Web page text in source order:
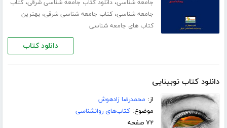
جامعه شناسی،دانلود کتاب جامعه شناسی شرقی،کتاب
جامعه شناسی،کتاب جامعه شناسی شرقی،بهترین
کتاب های جامعه شناسی
دانلود کتاب
دانلود کتاب نوبینایی
از: محمدرضا زادهوش
موضوع:کتاب‌های روانشناسی
۷۲ صفحه